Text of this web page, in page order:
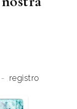
- registro